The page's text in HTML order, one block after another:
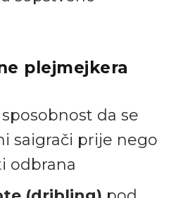
plejmejkera
da se
saigrači prije nego
odbrana